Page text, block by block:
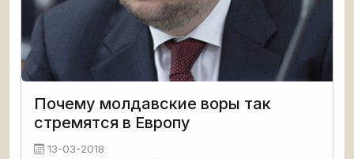
Почему молдавские воры так
стремятся в Европу
13-03-2018